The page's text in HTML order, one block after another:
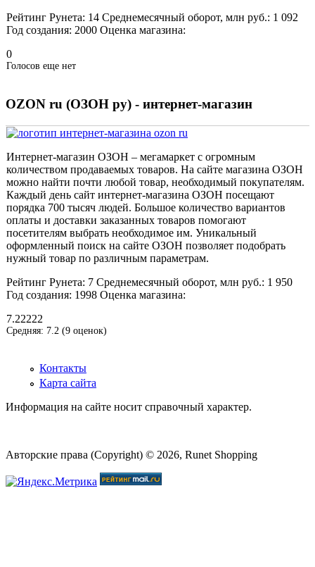
Рейтинг Рунета: 14 Среднемесячный оборот, млн руб.: 1 092
Год создания: 2000 Оценка магазина:
0
Голосов еще нет
OZON ru (ОЗОН ру) - интернет-магазин
Интернет-магазин ОЗОН – мегамаркет с огромным
количеством продаваемых товаров. На сайте магазина ОЗОН
можно найти почти любой товар, необходимый покупателям.
Каждый день сайт интернет-магазина ОЗОН посещают
порядка 700 тысяч людей. Большое количество вариантов
оплаты и доставки заказанных товаров помогают
посетителям выбрать необходимое им. Уникальный
оформленный поиск на сайте ОЗОН позволяет подобрать
нужный товар по различным параметрам.
Рейтинг Рунета: 7 Среднемесячный оборот, млн руб.: 1 950
Год создания: 1998 Оценка магазина:
7.22222
Средняя: 7.2 (9 оценок)
Контакты
Карта сайта
Информация на сайте носит справочный характер.
Авторские права (Copyright) © 2026, Runet Shopping